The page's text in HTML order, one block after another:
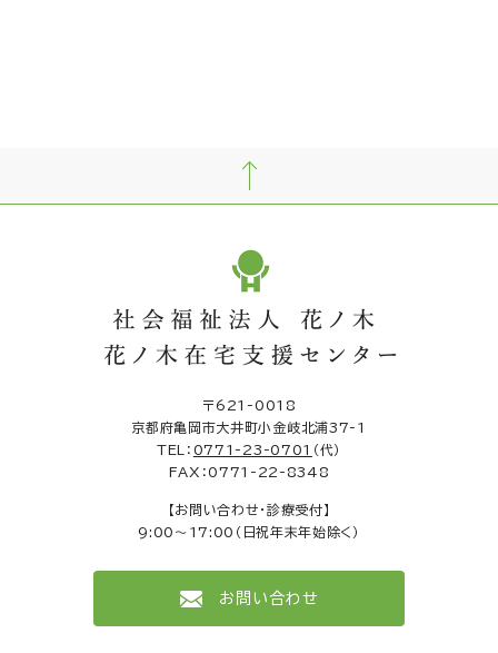
〒621-0018
京都府亀岡市大井町小金岐北浦37-1
TEL： 0771-23-0701 （代）
FAX：0771-22-8348
【お問い合わせ・診療受付】
9:00～17:00（日祝年末年始除く）
お問い合わせ